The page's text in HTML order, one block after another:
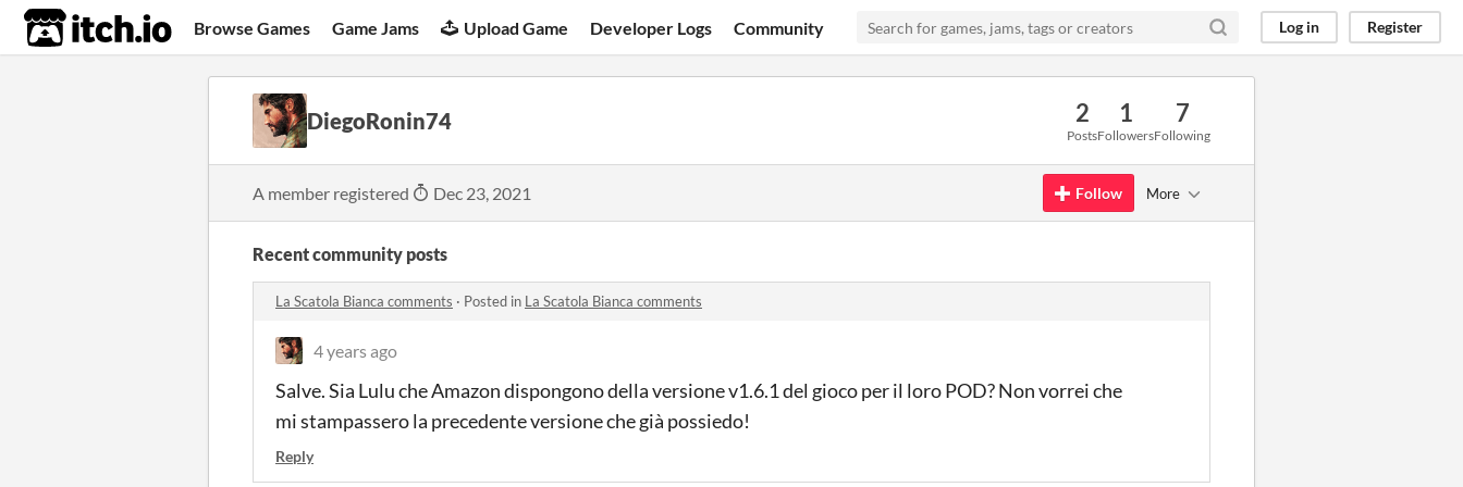
itch.io Browse Games Game Jams Upload Game Developer Logs Community Log in Register
DiegoRonin74 2
Posts
1
Followers
7
Following
A member registered Dec 23, 2021 Follow More
Recent community posts
La Scatola Bianca comments · Posted in La Scatola Bianca comments
4 years ago
Salve. Sia Lulu che Amazon dispongono della versione v1.6.1 del gioco per il loro POD? Non vorrei che
mi stampassero la precedente versione che già possiedo!
Reply